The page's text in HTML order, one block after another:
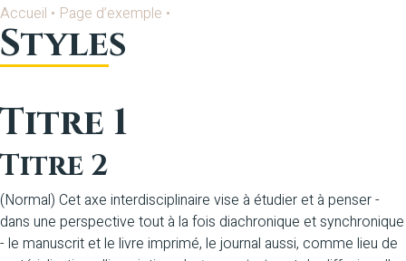
Accueil • Page d’exemple •
Styles
Titre 1
Titre 2
(Normal) Cet axe interdisciplinaire vise à étudier et à penser -
dans une perspective tout à la fois diachronique et synchronique
- le manuscrit et le livre imprimé, le journal aussi, comme lieu de